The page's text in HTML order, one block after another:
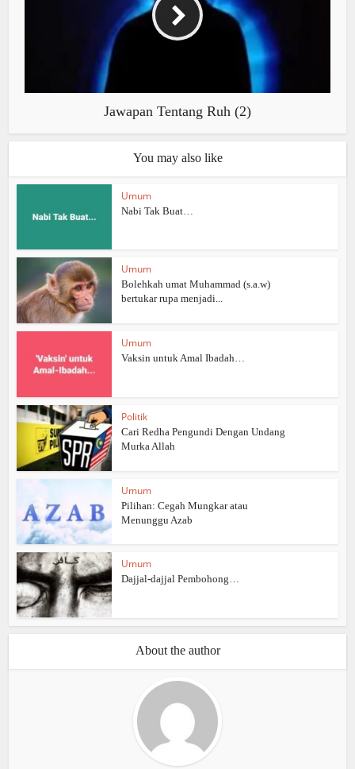
Jawapan Tentang Ruh (2)
You may also like
Umum
Nabi Tak Buat…
Umum
Bolehkah umat Muhammad (s.a.w)
bertukar rupa menjadi...
Umum
Vaksin untuk Amal Ibadah…
Politik
Cari Redha Pengundi Dengan Undang
Murka Allah
Umum
Pilihan: Cegah Mungkar atau
Menunggu Azab
Umum
Dajjal-dajjal Pembohong…
About the author